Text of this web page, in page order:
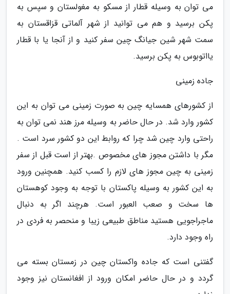
می توان به وسیله قطار از مسکو به مغولستان و سپس به
پکن برسید و هم می توانید از شهر آلماتی قزاقستان به
سمت شهر شین جیانگ چین سفر کنید و از آنجا یا با قطار
یااتوبوس به پکن برسید.
جاده زمینی
از کشورهای همسایه چین به صورت زمینی می توان به این
کشور وارد شد. در حال حاضر به وسیله مرز هند نمی توان به
راحتی وارد چین شد چرا که روابط این دو کشور سرد است .
مگر با داشتن مجوز های مخصوص .بهتر از است قبل از سفر
زمینی به چین مجوز های لازم را کسب کنید. همچنین ورود
به این کشور به وسیله پاکستان با توجه به وجود کوهستان
ها سخت و صعب العبور است. هرچند اگر به دنبال
ماجراجویی هستید مناطق طبیعی زیبا و منحصر به فردی در
راه وجود دارد.
گفتنی است که جاده واکستان چین در زمستان بسته می
گردد و در حال حاضر امکان ورود از افغانستان نیز وجود